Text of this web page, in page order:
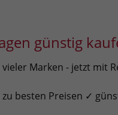
günstig
vieler Marken - jetzt mit
zu besten Preisen ✓